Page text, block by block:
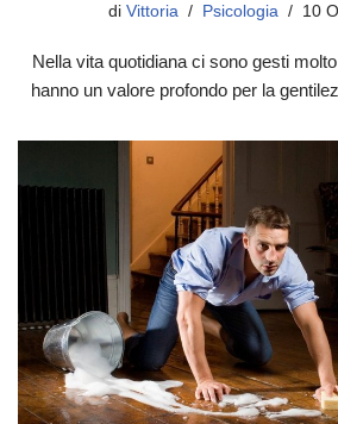
di Vittoria Psicologia 10
Nella vita quotidiana ci sono gesti
hanno un valore profondo per la